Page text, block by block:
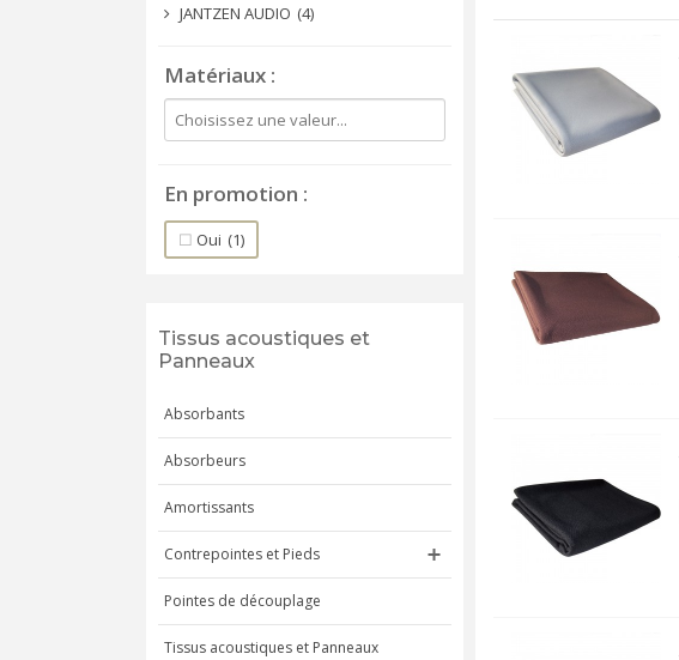
JANTZEN AUDIO (4)
Matériaux
En promotion
Oui (1)
Tissus acoustiques et
Panneaux
Absorbants
Absorbeurs
Amortissants
Contrepointes et Pieds
Pointes de découplage
Tissus acoustiques et Panneaux